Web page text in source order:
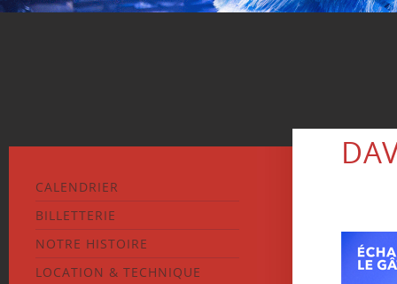
CALENDRIER
BILLETTERIE
NOTRE HISTOIRE
LOCATION & TECHNIQUE